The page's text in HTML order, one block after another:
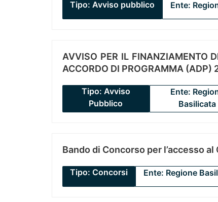
Tipo: Avviso pubblico Ente:
AVVISO PER IL FINANZIAMENTO
ACCORDO DI PROGRAMMA (ADP)
Tipo: Avviso
Pubblico
Ente:
Basilicata
Bando di Concorso per l’accesso
Tipo: Concorsi Ente: Regione